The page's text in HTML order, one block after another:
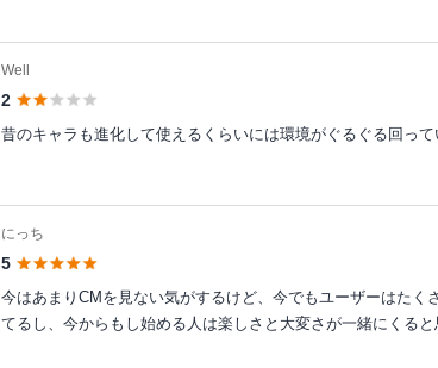
Well
2
昔のキャラも進化して使えるくらいには環境がぐるぐる回っ
にっち
5
今はあまりCMを見ない気がするけど、今でもユーザーはたく
てるし、今からもし始める人は楽しさと大変さが一緒にくると